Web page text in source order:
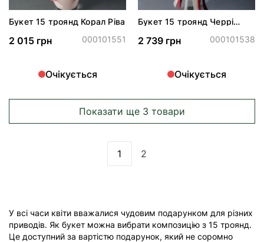
Букет 15 троянд Корал Ріва
2 015 грн 000101551
Очікується
Букет 15 троянд Черрі
Ворлд
2 739 грн 000101538
Очікується
Показати ще 3 товари
Ви зараз читаєте сторінку
1 Сторінка
2
У всі часи квіти вважалися чудовим подарунком для різних
приводів. Як букет можна вибрати композицію з 15 троянд.
Це доступний за вартістю подарунок, який не соромно